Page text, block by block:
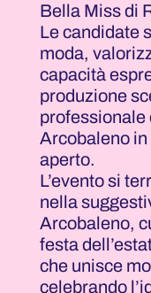
Bella Miss di
Le candidate
moda,
capacità
produzione
professionale
Arcobaleno
aperto.
L’evento si
nella
Arcobaleno,
festa
che unisce
celebrando